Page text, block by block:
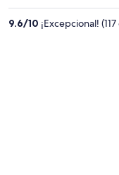
9.6/10 ¡Excepcional!